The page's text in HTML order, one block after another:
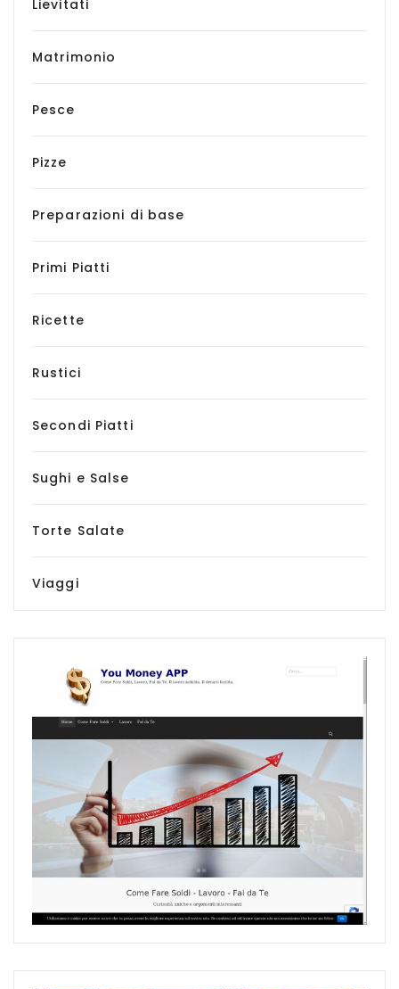
Lievitati
Matrimonio
Pesce
Pizze
Preparazioni di base
Primi Piatti
Ricette
Rustici
Secondi Piatti
Sughi e Salse
Torte Salate
Viaggi